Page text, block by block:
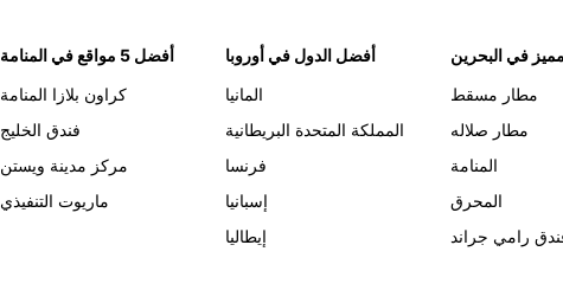
أفضل 5 مواقع في المنامة
كراون بلازا المنامة
فندق الخليج
مركز مدينة ويستن
ماريوت التنفيذي
أفضل الدول في أوروبا
المانيا
المملكة المتحدة البريطانية
فرنسا
إسبانيا
إيطاليا
في البحرين
مطار مسقط
مطار صلاله
المنامة
المحرق
رامي جراند